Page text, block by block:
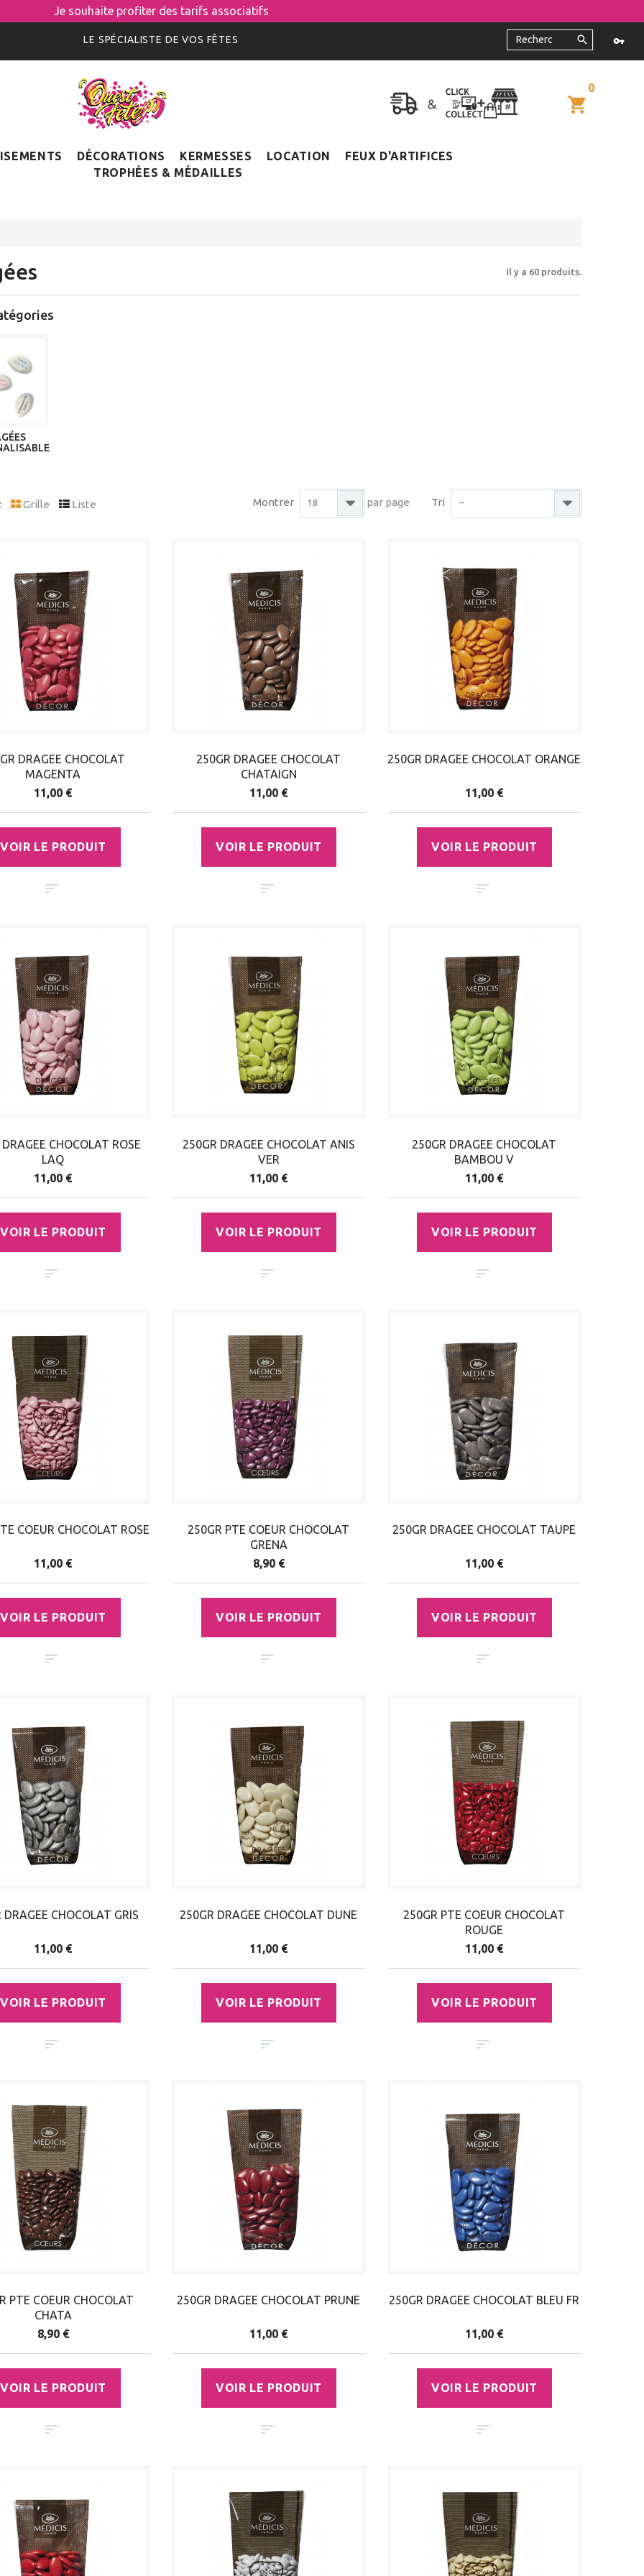
Je souhaite profiter des tarifs associatifs
LE SPÉCIALISTE DE VOS FÊTES
0
DÉCORATIONS KERMESSES LOCATION
FEUX D'ARTIFICES
TROPHÉES & MÉDAILLES
Il y a 60 produits.
Grille Liste Tri --
Montrer 18 par page
DRAGEE CHOCOLAT
MAGENTA
11,00 €
VOIR LE PRODUIT
250GR DRAGEE CHOCOLAT
CHATAIGN
11,00 €
VOIR LE PRODUIT
250GR DRAGEE CHOCOLAT ORANGE
11,00 €
VOIR LE PRODUIT
CHOCOLAT ROSE
LAQ
11,00 €
VOIR LE PRODUIT
250GR DRAGEE CHOCOLAT ANIS
VER
11,00 €
VOIR LE PRODUIT
250GR DRAGEE CHOCOLAT
BAMBOU V
11,00 €
VOIR LE PRODUIT
COEUR CHOCOLAT ROSE
11,00 €
VOIR LE PRODUIT
250GR PTE COEUR CHOCOLAT
GRENA
8,90 €
VOIR LE PRODUIT
250GR DRAGEE CHOCOLAT TAUPE
11,00 €
VOIR LE PRODUIT
DRAGEE CHOCOLAT GRIS
11,00 €
VOIR LE PRODUIT
250GR DRAGEE CHOCOLAT DUNE
11,00 €
VOIR LE PRODUIT
250GR PTE COEUR CHOCOLAT
ROUGE
11,00 €
VOIR LE PRODUIT
PTE COEUR CHOCOLAT
CHATA
8,90 €
VOIR LE PRODUIT
250GR DRAGEE CHOCOLAT PRUNE
11,00 €
VOIR LE PRODUIT
250GR DRAGEE CHOCOLAT BLEU FR
11,00 €
VOIR LE PRODUIT